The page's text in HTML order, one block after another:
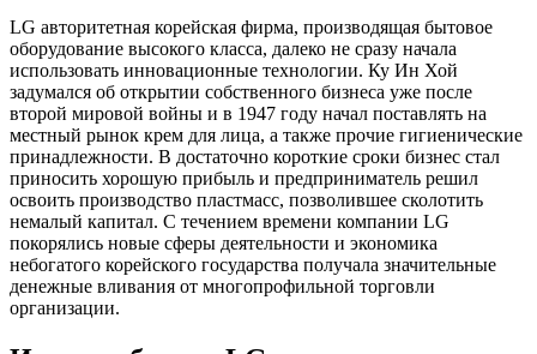
LG авторитетная корейская фирма, производящая бытовое
оборудование высокого класса, далеко не сразу начала
использовать инновационные технологии. Ку Ин Хой
задумался об открытии собственного бизнеса уже после
второй мировой войны и в 1947 году начал поставлять на
местный рынок крем для лица, а также прочие гигиенические
принадлежности. В достаточно короткие сроки бизнес стал
приносить хорошую прибыль и предприниматель решил
освоить производство пластмасс, позволившее сколотить
немалый капитал. С течением времени компании LG
покорялись новые сферы деятельности и экономика
небогатого корейского государства получала значительные
денежные вливания от многопрофильной торговли
организации.